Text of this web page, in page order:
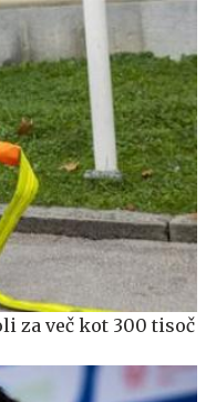
za več kot 300 tisoč